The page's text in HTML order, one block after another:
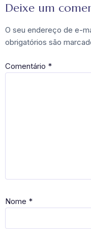
Deixe um
O seu endereço de e-
obrigatórios são
Comentário *
Nome *